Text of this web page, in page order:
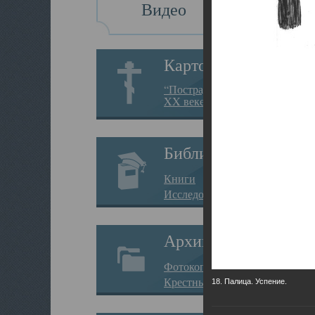
Видео
Картотека
“Пострадавшие за веру в
XX веке на Севере”
Библиотека
Книги
Исследования
Архив
Фотокопии дел
Крестные ходы18. Палица. Успение.